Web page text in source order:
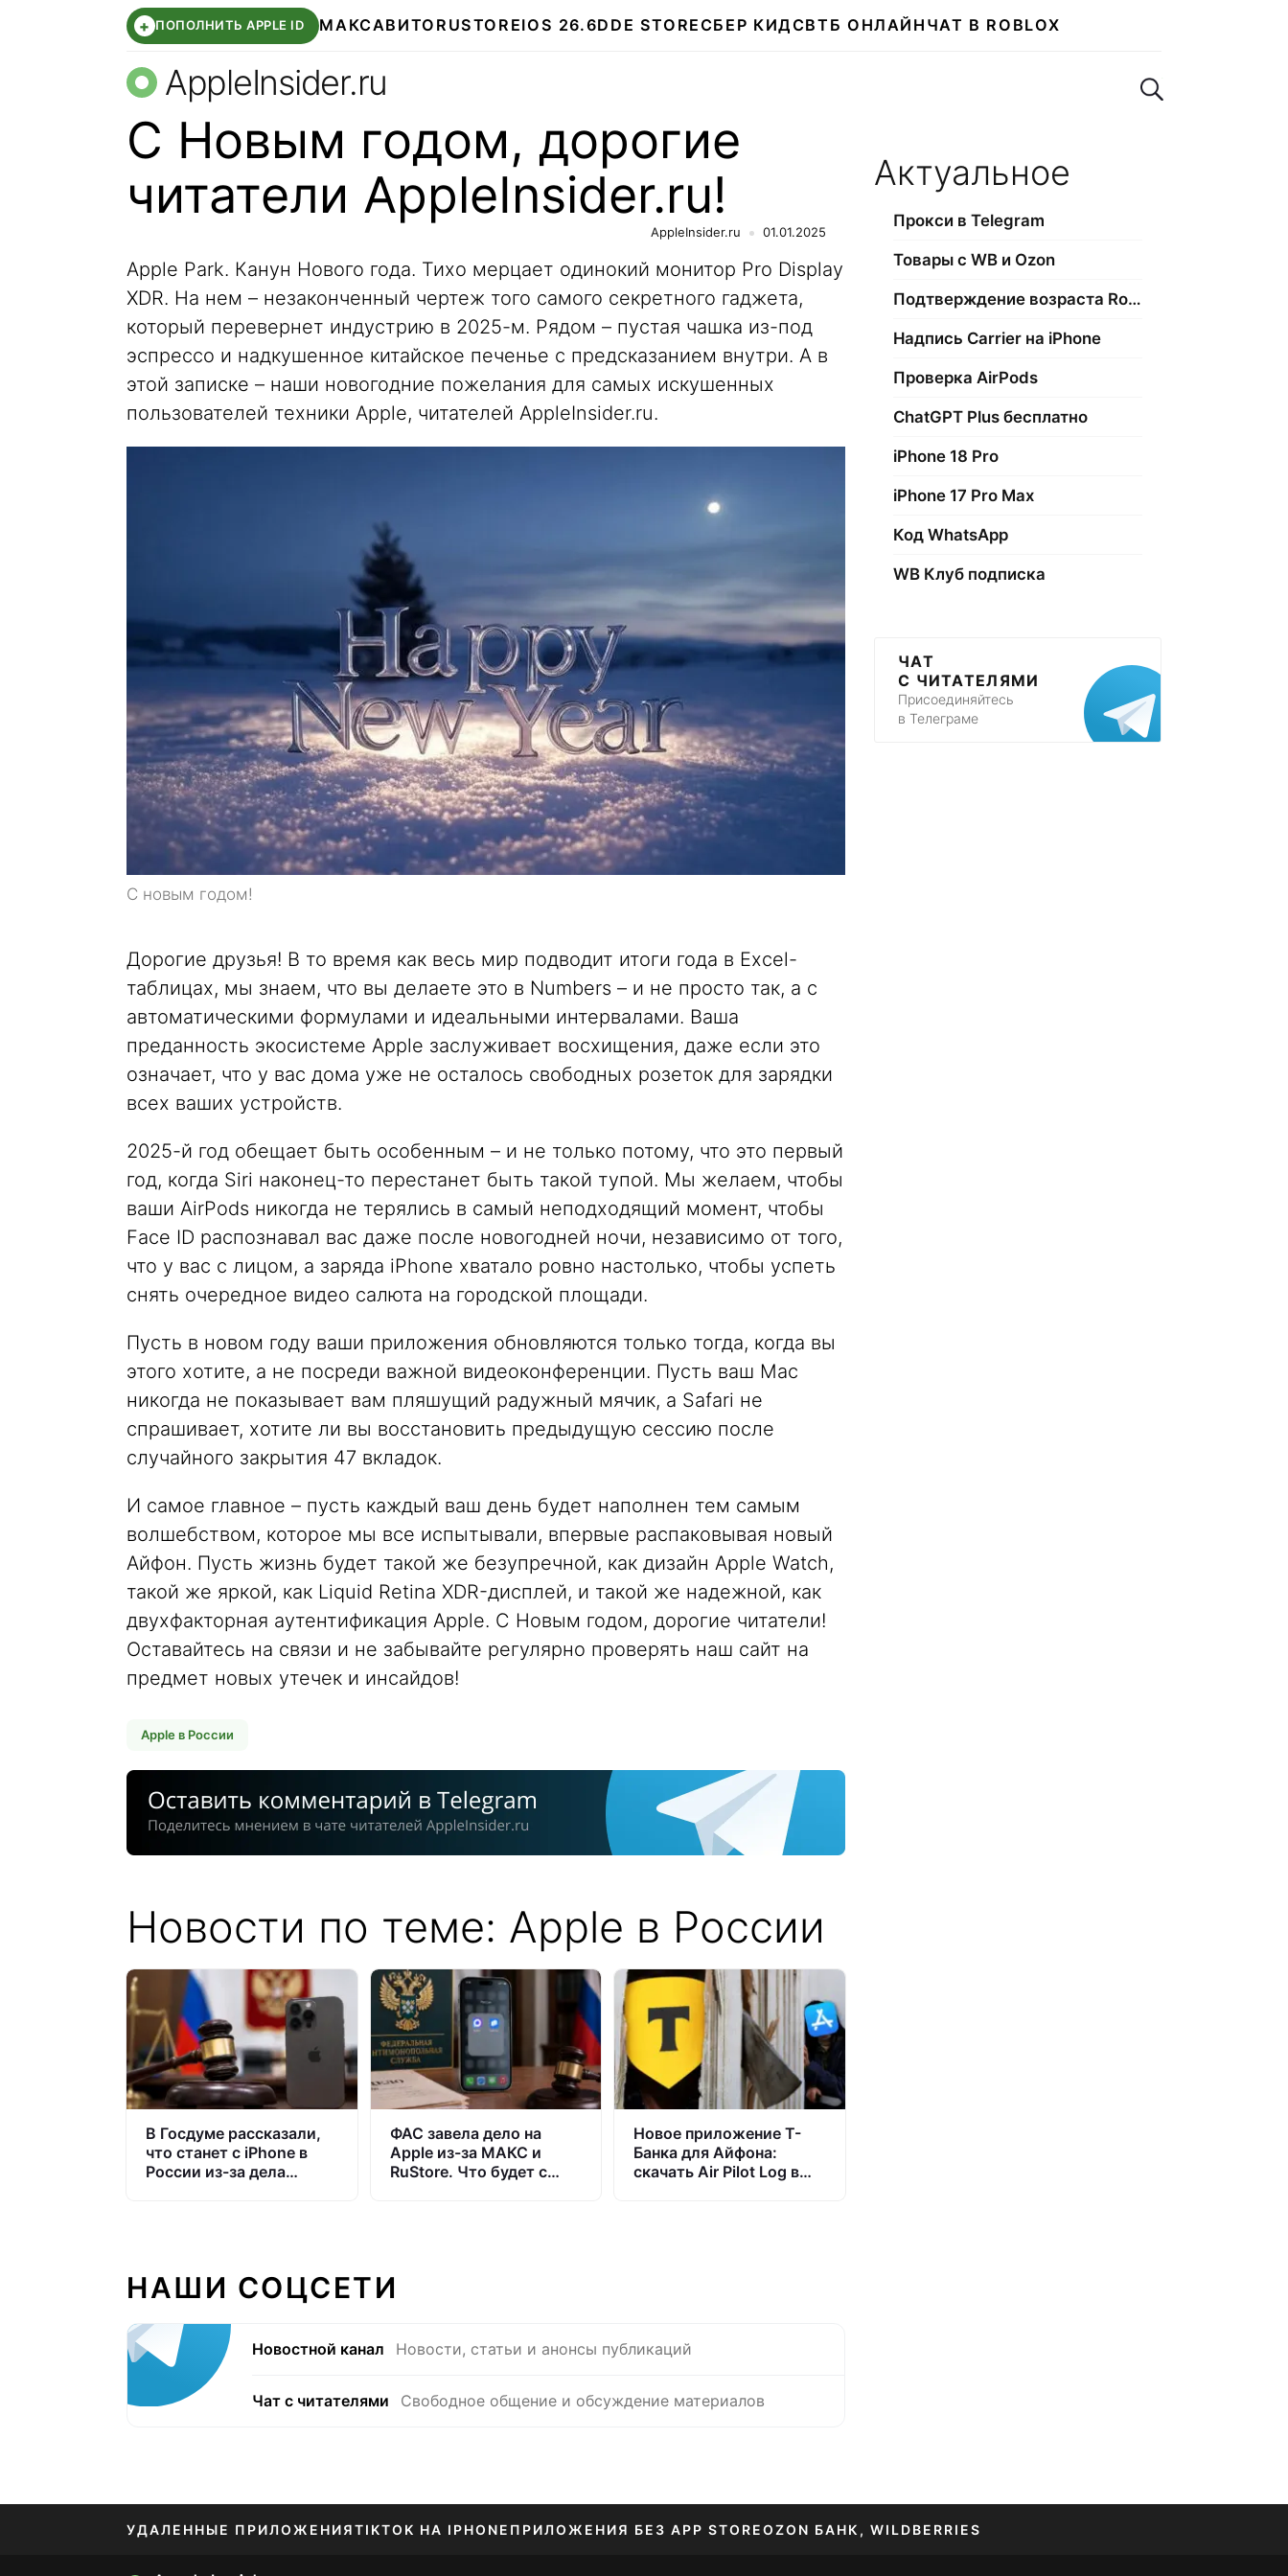
+ ПОПОЛНИТЬ APPLE ID МАКСАВИТО RUSTOREIOS 26.6DDE STORE СБЕР КИДСВТБ ОНЛАЙН ЧАТ В ROBLOX
AppleInsider.ru Поиск по сайту
С Новым годом, дорогие
читатели AppleInsider.ru!
AppleInsider.ru 01.01.2025
Apple Park. Канун Нового года. Тихо мерцает одинокий монитор Pro Display
XDR. На нем – незаконченный чертеж того самого секретного гаджета,
который перевернет индустрию в 2025-м. Рядом – пустая чашка из-под
эспрессо и надкушенное китайское печенье с предсказанием внутри. А в
этой записке – наши новогодние пожелания для самых искушенных
пользователей техники Apple, читателей AppleInsider.ru.
С новым годом!
Дорогие друзья! В то время как весь мир подводит итоги года в Excel-
таблицах, мы знаем, что вы делаете это в Numbers – и не просто так, а с
автоматическими формулами и идеальными интервалами. Ваша
преданность экосистеме Apple заслуживает восхищения, даже если это
означает, что у вас дома уже не осталось свободных розеток для зарядки
всех ваших устройств.
2025-й год обещает быть особенным – и не только потому, что это первый
год, когда Siri наконец-то перестанет быть такой тупой. Мы желаем, чтобы
ваши AirPods никогда не терялись в самый неподходящий момент, чтобы
Face ID распознавал вас даже после новогодней ночи, независимо от того,
что у вас с лицом, а заряда iPhone хватало ровно настолько, чтобы успеть
снять очередное видео салюта на городской площади.
Пусть в новом году ваши приложения обновляются только тогда, когда вы
этого хотите, а не посреди важной видеоконференции. Пусть ваш Mac
никогда не показывает вам пляшущий радужный мячик, а Safari не
спрашивает, хотите ли вы восстановить предыдущую сессию после
случайного закрытия 47 вкладок.
И самое главное – пусть каждый ваш день будет наполнен тем самым
волшебством, которое мы все испытывали, впервые распаковывая новый
Айфон. Пусть жизнь будет такой же безупречной, как дизайн Apple Watch,
такой же яркой, как Liquid Retina XDR-дисплей, и такой же надежной, как
двухфакторная аутентификация Apple. С Новым годом, дорогие читатели!
Оставайтесь на связи и не забывайте регулярно проверять наш сайт на
предмет новых утечек и инсайдов!
Apple в России
Новости по теме: Apple в России
В Госдуме рассказали,
что станет с iPhone в
России из-за дела
ФАС завела дело на
Apple из-за МАКС и
RuStore. Что будет с
Новое приложение Т-
Банка для Айфона:
скачать Air Pilot Log в
НАШИ СОЦСЕТИ
Новостной канал Новости, статьи и анонсы публикаций
Чат с читателями Свободное общение и обсуждение материалов
Актуальное
Прокси в Telegram
Товары с WB и Ozon
Подтверждение возраста Roblox
Надпись Carrier на iPhone
Проверка AirPods
ChatGPT Plus бесплатно
iPhone 18 Pro
iPhone 17 Pro Max
Код WhatsApp
WB Клуб подписка
ЧАТ
С ЧИТАТЕЛЯМИ
Присоединяйтесь
в Телеграме
УДАЛЕННЫЕ ПРИЛОЖЕНИЯTIKTOK НА IPHONE ПРИЛОЖЕНИЯ БЕЗ APP STOREOZON БАНК, WILDBERRIES